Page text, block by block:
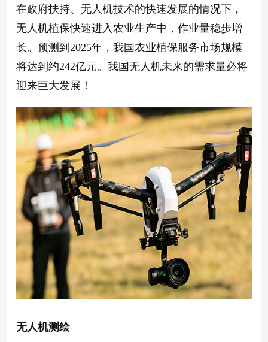
在政府扶持、无人机技术的快速发展的情况下，
无人机植保快速进入农业生产中，作业量稳步增
长。预测到 2025年，我国农业植保服务市场规模
将达到约242亿元。我国无人机未来的需求量必将
迎来巨大发展！
无人机测绘